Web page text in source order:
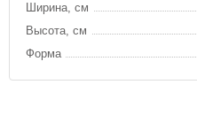
Ширина, см
Высота, см
Форма